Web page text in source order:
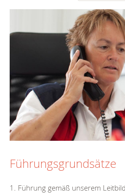
Führungsgrundsätze
1. Führung gemäß unserem